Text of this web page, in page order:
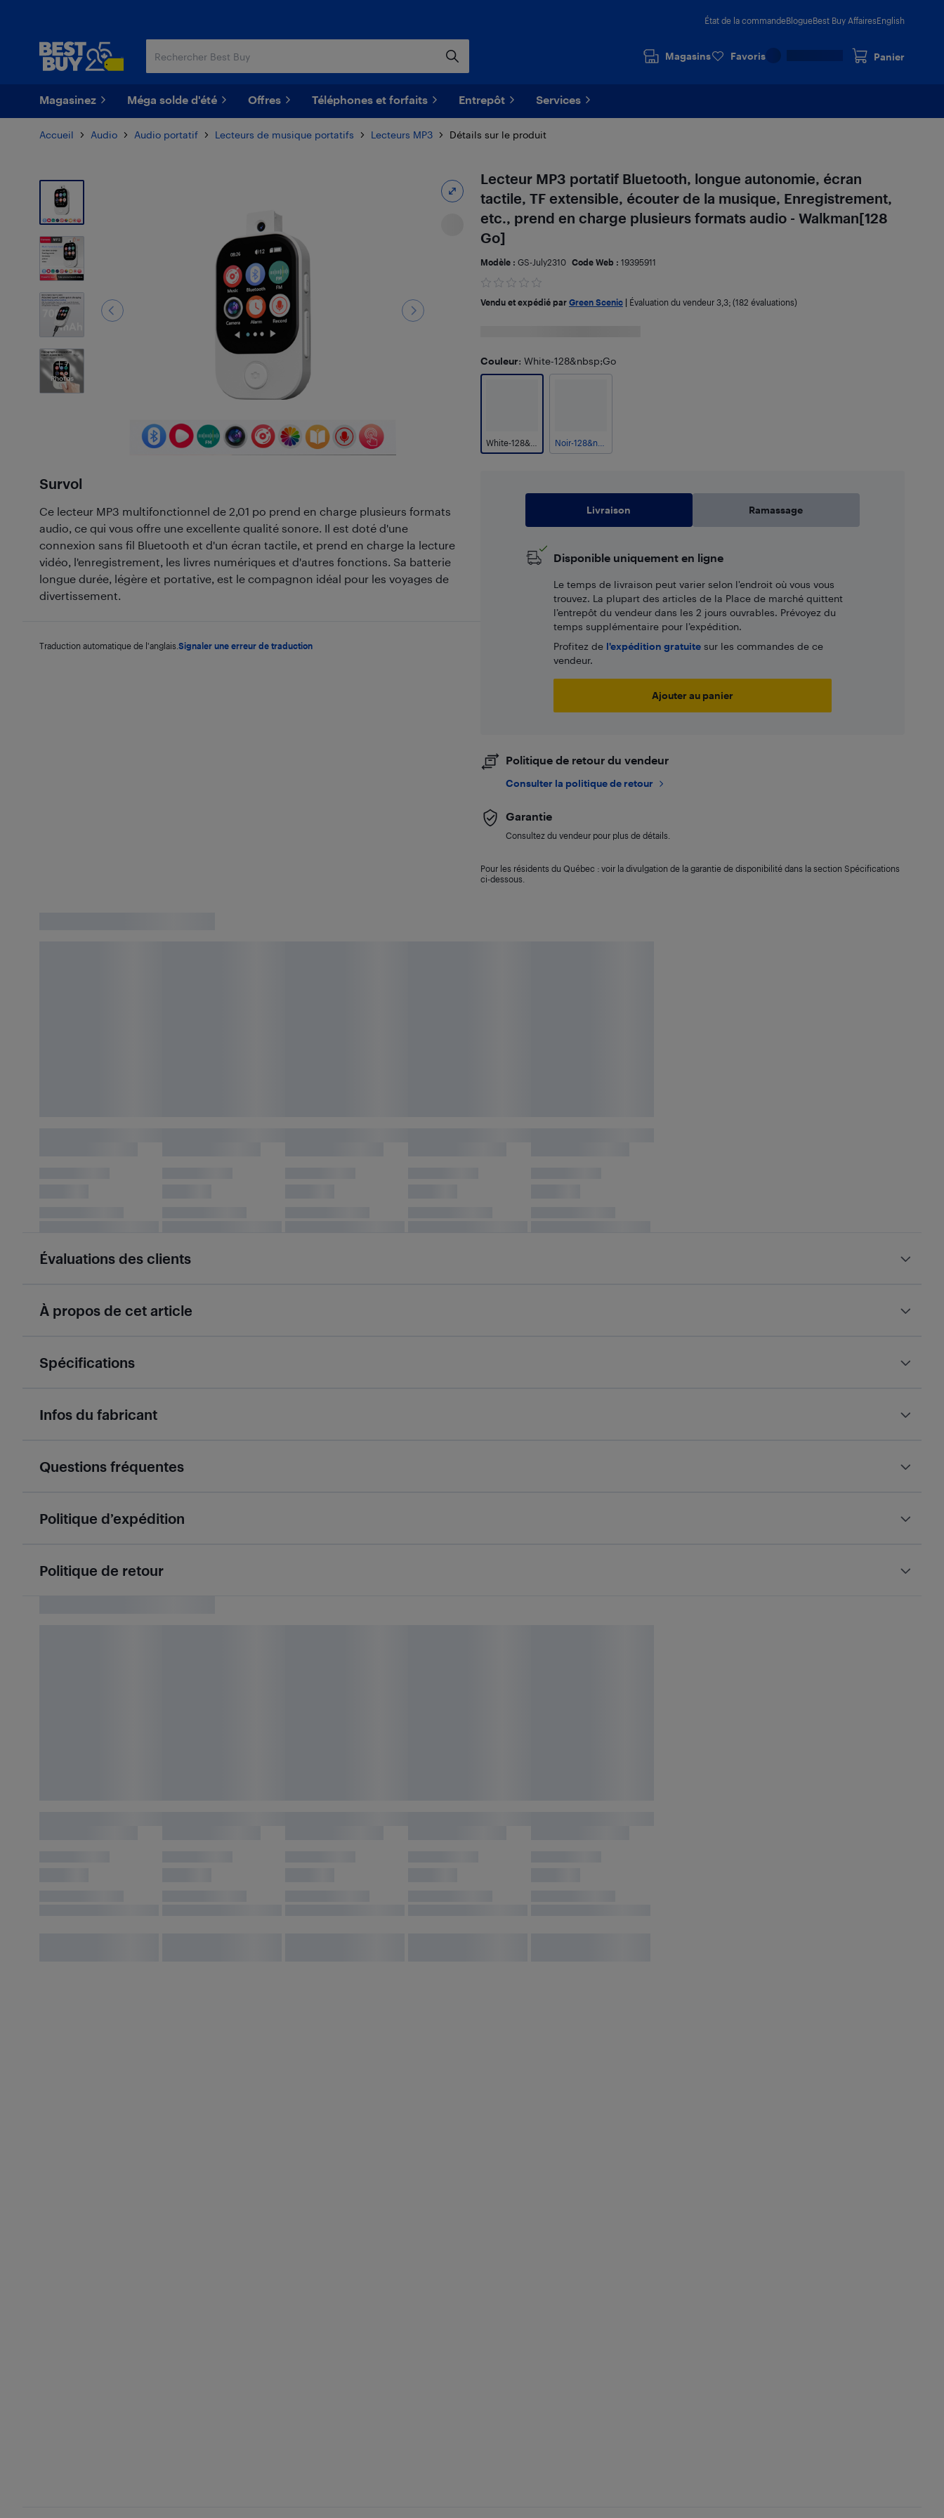
État de la commandeBlogueBest Buy AffairesEnglish
Magasins Favoris Panier
Magasinez Méga solde d'été Offres Téléphones et forfaits Entrepôt Services
Accueil Audio Audio portatif Lecteurs de musique portatifs Lecteurs MP3 Détails sur le produit
7
Photos
Survol
Ce lecteur MP3 multifonctionnel de 2,01 po prend en charge plusieurs formats
audio, ce qui vous offre une excellente qualité sonore. Il est doté d'une
connexion sans fil Bluetooth et d'un écran tactile, et prend en charge la lecture
vidéo, l'enregistrement, les livres numériques et d'autres fonctions. Sa batterie
longue durée, légère et portative, est le compagnon idéal pour les voyages de
divertissement.
Traduction automatique de l'anglais. Signaler une erreur de traduction
Lecteur MP3 portatif Bluetooth, longue autonomie, écran
tactile, TF extensible, écouter de la musique, Enregistrement,
etc., prend en charge plusieurs formats audio - Walkman[128
Go]
Modèle : GS-July2310 Code Web : 19395911
Vendu et expédié par Green Scenic| Évaluation du vendeur 3,3; (182 évaluations)
Couleur: White-128&nbsp;Go
White-128&nbsp;Go Noir-128&nbsp;Go
Livraison Ramassage
Disponible uniquement en ligne
Le temps de livraison peut varier selon l'endroit où vous vous
trouvez. La plupart des articles de la Place de marché quittent
l’entrepôt du vendeur dans les 2 jours ouvrables. Prévoyez du
temps supplémentaire pour l’expédition.
Profitez de l'expédition gratuitesur les commandes de ce
vendeur.
Ajouter au panier
Politique de retour du vendeur
Consulter la politique de retour
Garantie
Consultez du vendeur pour plus de détails.
Pour les résidents du Québec : voir la divulgation de la garantie de disponibilité dans la section Spécifications
ci-dessous.
Évaluations des clients
À propos de cet article
Spécifications
Infos du fabricant
Questions fréquentes
Politique d’expédition
Politique de retour